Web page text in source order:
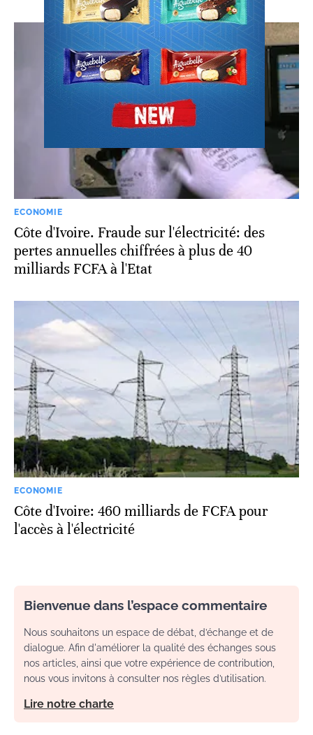
ECONOMIE
Côte d'Ivoire. Fraude sur l'électricité: des
pertes annuelles chiffrées à plus de 40
milliards FCFA à l'Etat
ECONOMIE
Côte d'Ivoire: 460 milliards de FCFA pour
l'accès à l'électricité
Bienvenue dans l’espace commentaire
Nous souhaitons un espace de débat, d’échange et de
dialogue. Afin d'améliorer la qualité des échanges sous
nos articles, ainsi que votre expérience de contribution,
nous vous invitons à consulter nos règles d’utilisation.
Lire notre charte